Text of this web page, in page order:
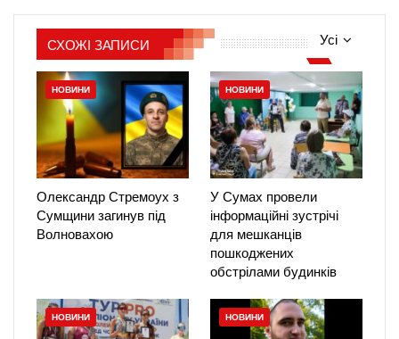
Усі
СХОЖІ ЗАПИСИ
НОВИНИ
Олександр Стремоух з
Сумщини загинув під
Волновахою
НОВИНИ
У Сумах провели
інформаційні зустрічі
для мешканців
пошкоджених
обстрілами будинків
НОВИНИ НОВИНИ